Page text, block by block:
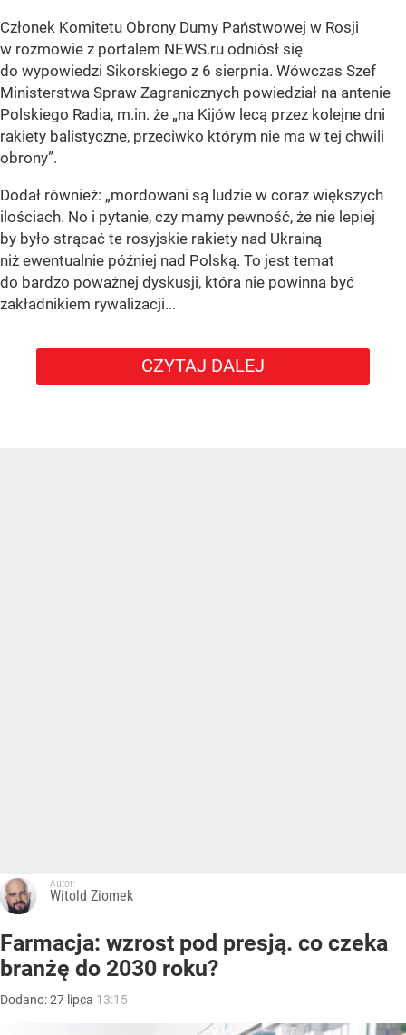
Członek Komitetu Obrony Dumy Państwowej w Rosji
w rozmowie z portalem NEWS.ru odniósł się
do wypowiedzi Sikorskiego z 6 sierpnia. Wówczas Szef
Ministerstwa Spraw Zagranicznych powiedział na antenie
Polskiego Radia, m.in. że „na Kijów lecą przez kolejne dni
rakiety balistyczne, przeciwko którym nie ma w tej chwili
obrony”.
Dodał również: „mordowani są ludzie w coraz większych
ilościach. No i pytanie, czy mamy pewność, że nie lepiej
by było strącać te rosyjskie rakiety nad Ukrainą
niż ewentualnie później nad Polską. To jest temat
do bardzo poważnej dyskusji, która nie powinna być
zakładnikiem rywalizacji...
CZYTAJ DALEJ
Autor:
Witold Ziomek
Farmacja: wzrost pod presją. co czeka
branżę do 2030 roku?
Dodano:27 lipca 13:15